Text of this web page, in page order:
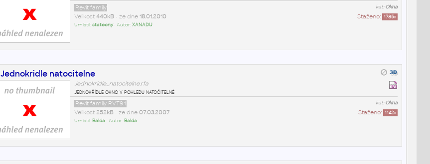
kat:Okna
Revit family
Staženo: 1785x
Velikost 440kB• ze dne 18.01.2010
Umístil:statecny• Autor:XANADU
Jednokridle natocitelne
Jednokridle_natocitelne.rfa
Jednokřídlé okno v pohledu natočitelné
kat:Okna
Revit family RVT9.1
Staženo: 1142x
Velikost 252kB• ze dne 07.03.2007
Umístil: Balda • Autor: Balda